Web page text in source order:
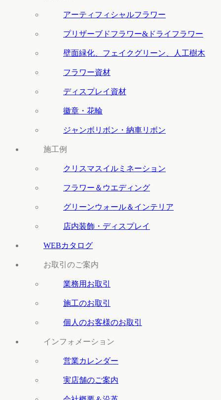
アーティフィシャルフラワー
プリザーブドフラワー&ドライフラワー
壁面緑化、フェイクグリーン、人工樹木
フラワー資材
ディスプレイ資材
徽章・花輪
ジャンボリボン・納車リボン
施工例
クリスマスイルミネーション
フラワー＆ウエディング
グリーンウォール＆インテリア
店内装飾・ディスプレイ
WEBカタログ
お取引のご案内
業務用お取引
施工のお取引
個人のお客様のお取引
インフォメーション
営業カレンダー
実店舗のご案内